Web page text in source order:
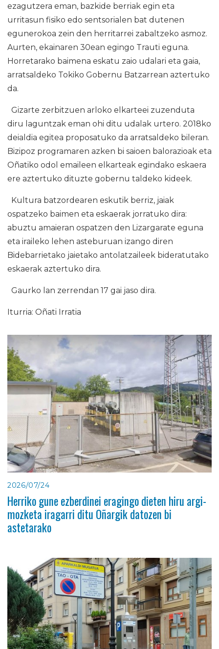
ezagutzera eman, bazkide berriak egin eta
urritasun fisiko edo sentsorialen bat dutenen
egunerokoa zein den herritarrei zabaltzeko asmoz.
Aurten, ekainaren 30ean egingo Trauti eguna.
Horretarako baimena eskatu zaio udalari eta gaia,
arratsaldeko Tokiko Gobernu Batzarrean aztertuko
da.
Gizarte zerbitzuen arloko elkarteei zuzenduta
diru laguntzak eman ohi ditu udalak urtero. 2018ko
deialdia egitea proposatuko da arratsaldeko bileran.
Bizipoz programaren azken bi saioen balorazioak eta
Oñatiko odol emaileen elkarteak egindako eskaera
ere aztertuko dituzte gobernu taldeko kideek.
Kultura batzordearen eskutik berriz, jaiak
ospatzeko baimen eta eskaerak jorratuko dira:
abuztu amaieran ospatzen den Lizargarate eguna
eta iraileko lehen asteburuan izango diren
Bidebarrietako jaietako antolatzaileek bideratutako
eskaerak aztertuko dira.
Gaurko lan zerrendan 17 gai jaso dira.
Iturria: Oñati Irratia
2026/07/24
Herriko gune ezberdinei eragingo dieten hiru argi-
mozketa iragarri ditu Oñargik datozen bi
astetarako